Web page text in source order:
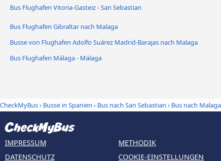
Bus Flughafen Vitoria-Gasteiz - San Sebastian
Bus Flughafen Gibraltar nach Malaga
Busse von Flughafen Adolfo Suárez Madrid-Barajas nach Malaga
Bus Flughafen Málaga - Malaga
CheckMyBus› Busse in Spanien › Bus nach San Sebastian › Bus nach Malaga
IMPRESSUM
DATENSCHUTZ
METHODIK
COOKIE-EINSTELLUNGEN